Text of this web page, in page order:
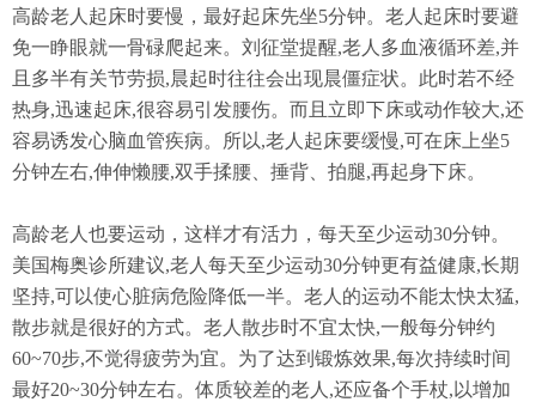
高龄老人起床时要慢，最好起床先坐5分钟。老人起床时要避
免一睁眼就一骨碌爬起来。刘征堂提醒,老人多血液循环差,并
且多半有关节劳损,晨起时往往会出现晨僵症状。此时若不经
热身,迅速起床,很容易引发腰伤。而且立即下床或动作较大,还
容易诱发心脑血管疾病。所以,老人起床要缓慢,可在床上坐5
分钟左右,伸伸懒腰,双手揉腰、捶背、拍腿,再起身下床。
高龄老人也要运动，这样才有活力，每天至少运动30分钟。
美国梅奥诊所建议,老人每天至少运动30分钟更有益健康,长期
坚持,可以使心脏病危险降低一半。老人的运动不能太快太猛,
散步就是很好的方式。老人散步时不宜太快,一般每分钟约
60~70步,不觉得疲劳为宜。为了达到锻炼效果,每次持续时间
最好20~30分钟左右。体质较差的老人,还应备个手杖,以增加